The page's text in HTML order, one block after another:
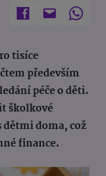
tisíce
především
péče o děti.
školkové
dětmi doma, což
finance.